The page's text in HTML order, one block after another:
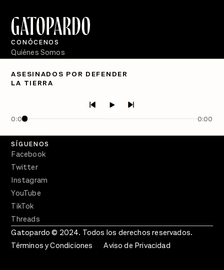
ASESINADOS POR DEFENDER
LA TIERRA
0:00 0:00
CONÓCENOS
Quiénes Somos
PÓDCASTS
Crecer en Distopía
SÍGUENOS
Facebook
Twitter
Instagram
YouTube
TikTok
Threads
Gatopardo © 2024. Todos los derechos reservados.
Términos y Condiciones
Aviso de Privacidad